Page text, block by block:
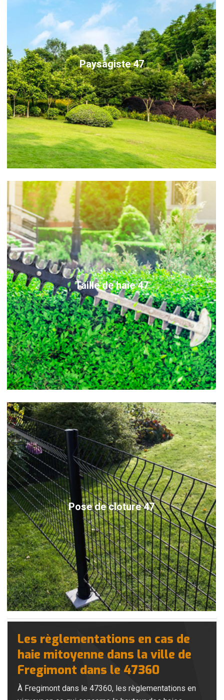
Paysagiste 47
Taille de haie 47
Pose de cloture 47
Les règlementations en cas de
haie mitoyenne dans la ville de
Fregimont dans le 47360
À Fregimont dans le 47360, les règlementations en